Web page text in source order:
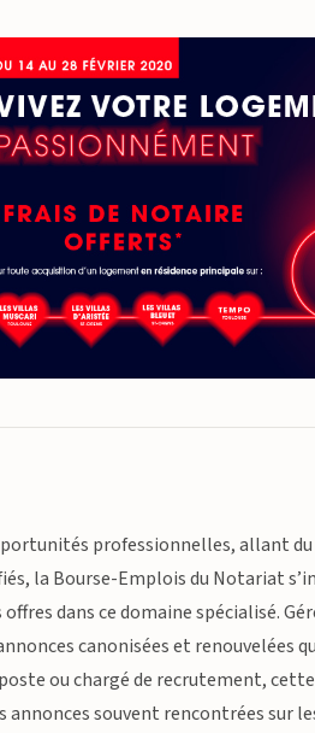
professionnelles, allant
la Bourse-Emplois du Notariat
dans ce domaine spécialisé.
canonisées et
ou chargé de recrutement,
annonces souvent rencontrées sur